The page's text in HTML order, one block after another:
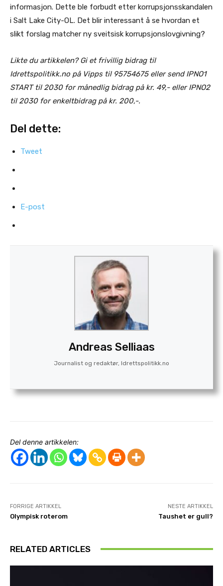
informasjon. Dette ble forbudt etter korrupsjonsskandalen
i Salt Lake City-OL. Det blir interessant å se hvordan et
slikt forslag matcher ny sveitsisk korrupsjonslovgivning?
Likte du artikkelen? Gi et frivillig bidrag til
Idrettspolitikk.no på Vipps til 95754675 eller send IPNO1
START til 2030 for månedlig bidrag på kr. 49,- eller IPNO2
til 2030 for enkeltbidrag på kr. 200,-.
Del dette:
Tweet
E-post
Andreas Selliaas
Journalist og redaktør, Idrettspolitikk.no
Del denne artikkelen:
FORRIGE ARTIKKEL
Olympisk roterom
NESTE ARTIKKEL
Taushet er gull?
RELATED ARTICLES